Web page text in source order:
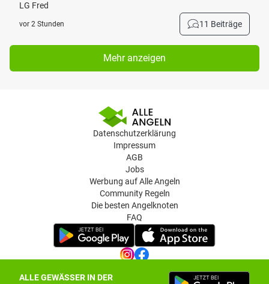
ALLE GEWÄSSER IN DER
LG Fred
vor 2 Stunden 11 Beiträge
Mehr anzeigen
Datenschutzerklärung
Impressum
AGB
Jobs
Werbung auf Alle Angeln
Community Regeln
Die besten Angelknoten
FAQ